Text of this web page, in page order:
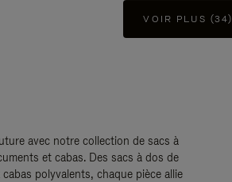
VOIR PLUS (34)
avec notre collection de sacs à
et cabas. Des sacs à dos de
polyvalents, chaque pièce allie